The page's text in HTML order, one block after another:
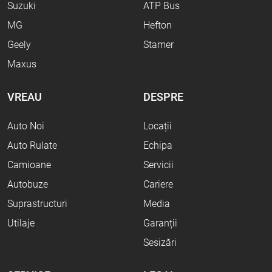
Suzuki
MG
Geely
Maxus
ATP Bus
Hefton
Stamer
VREAU
Auto Noi
Auto Rulate
Camioane
Autobuze
Suprastructuri
Utilaje
DESPRE
Locații
Echipa
Servicii
Cariere
Media
Garanții
Sesizări